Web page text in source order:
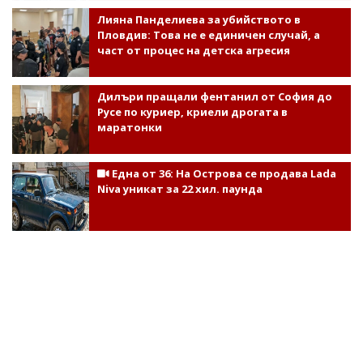
Лияна Панделиева за убийството в
Пловдив: Това не е единичен случай, а
част от процес на детска агресия
Дилъри пращали фентанил от София до
Русе по куриер, криели дрогата в
маратонки
Една от 36: На Острова се продава Lada
Niva уникат за 22 хил. паунда